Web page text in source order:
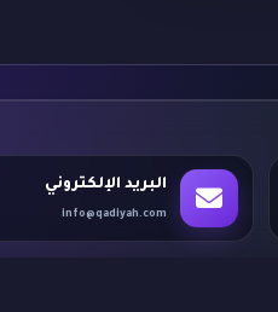
البريد الإلكتروني
info@qadiyah.com